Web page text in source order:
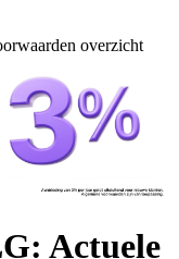
overzicht
Actuele